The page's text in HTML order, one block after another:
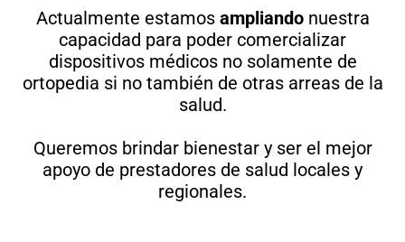
Actualmente estamos ampliandonuestra
capacidad para poder comercializar
dispositivos médicos no solamente de
ortopedia si no también de otras arreas de la
salud.
Queremos brindar bienestar y ser el mejor
apoyo de prestadores de salud locales y
regionales.